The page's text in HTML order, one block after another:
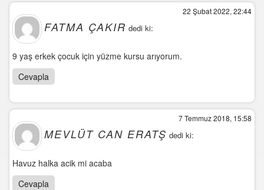
FATMA ÇAKIR dedi ki:
22 Şubat 2022, 22:44
9 yaş erkek çocuk için yüzme kursu arıyorum.
Cevapla
MEVLÜT CAN ERATŞ dedi ki:
7 Temmuz 2018, 15:58
Havuz halka acik mi acaba
Cevapla